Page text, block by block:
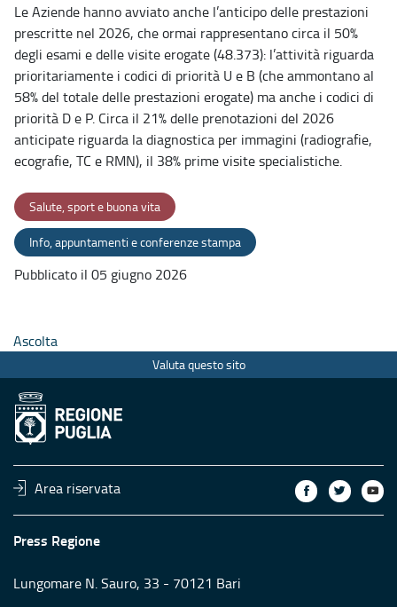
Le Aziende hanno avviato anche l’anticipo delle prestazioni
prescritte nel 2026, che ormai rappresentano circa il 50%
degli esami e delle visite erogate (48.373): l’attività riguarda
prioritariamente i codici di priorità U e B (che ammontano al
58% del totale delle prestazioni erogate) ma anche i codici di
priorità D e P. Circa il 21% delle prenotazioni del 2026
anticipate riguarda la diagnostica per immagini (radiografie,
ecografie, TC e RMN), il 38% prime visite specialistiche.
Salute, sport e buona vita
Info, appuntamenti e conferenze stampa
Pubblicato il 05 giugno 2026
Ascolta
Valuta questo sito
Area riservata
Press Regione
Lungomare N. Sauro, 33 - 70121 Bari